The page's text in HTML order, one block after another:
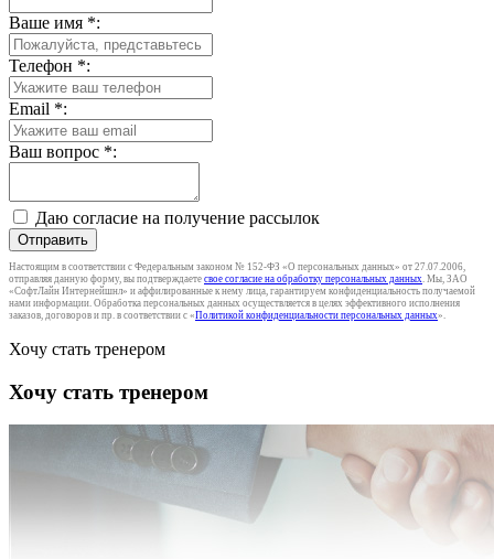
Ваше имя *:
Телефон *:
Email *:
Ваш вопрос *:
Даю согласие на получение рассылок
Отправить
Настоящим в соответствии с Федеральным законом № 152-ФЗ «О персональных данных» от 27.07.2006,
отправляя данную форму, вы подтверждаете свое согласие на обработку персональных данных . Мы, ЗАО
«СофтЛайн Интернейшнл» и аффилированные к нему лица, гарантируем конфиденциальность получаемой
нами информации. Обработка персональных данных осуществляется в целях эффективного исполнения
заказов, договоров и пр. в соответствии с «Политикой конфиденциальности персональных данных».
Хочу стать тренером
Хочу стать тренером